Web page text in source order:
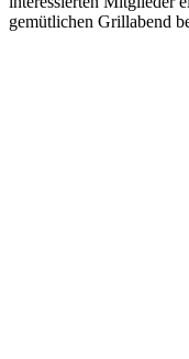
gemütlichen Grillabend